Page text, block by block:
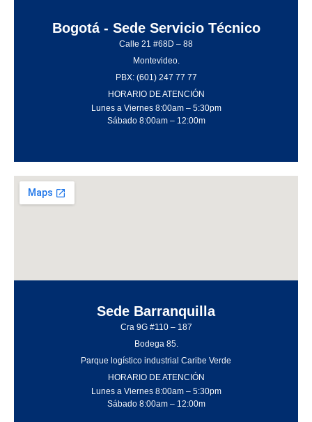
Bogotá - Sede Servicio Técnico
Calle 21 #68D – 88
Montevideo.
PBX: (601) 247 77 77
HORARIO DE ATENCIÓN
Lunes a Viernes 8:00am – 5:30pm
Sábado 8:00am – 12:00m
Sede Barranquilla
Cra 9G #110 – 187
Bodega 85.
Parque logístico industrial Caribe Verde
HORARIO DE ATENCIÓN
Lunes a Viernes 8:00am – 5:30pm
Sábado 8:00am – 12:00m